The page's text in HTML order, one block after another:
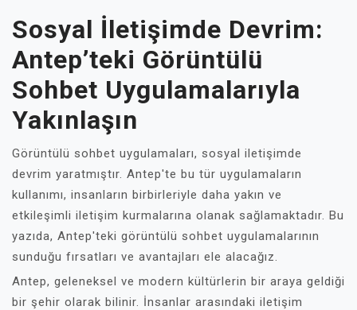
Sosyal İletişimde Devrim:
Antep’teki Görüntülü
Sohbet Uygulamalarıyla
Yakınlaşın
Görüntülü sohbet uygulamaları, sosyal iletişimde
devrim yaratmıştır. Antep'te bu tür uygulamaların
kullanımı, insanların birbirleriyle daha yakın ve
etkileşimli iletişim kurmalarına olanak sağlamaktadır. Bu
yazıda, Antep'teki görüntülü sohbet uygulamalarının
sunduğu fırsatları ve avantajları ele alacağız.
Antep, geleneksel ve modern kültürlerin bir araya geldiği
bir şehir olarak bilinir. İnsanlar arasındaki iletişim